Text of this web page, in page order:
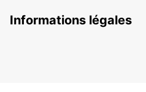
Informations légales